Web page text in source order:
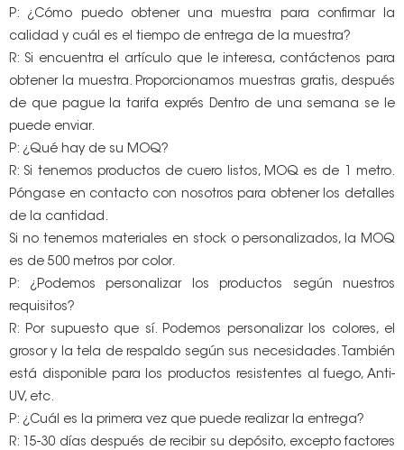
P: ¿Cómo puedo obtener una muestra para confirmar la
calidad y cuál es el tiempo de entrega de la muestra?
R: Si encuentra el artículo que le interesa, contáctenos para
obtener la muestra. Proporcionamos muestras gratis, después
de que pague la tarifa exprés Dentro de una semana se le
puede enviar.
P: ¿Qué hay de su MOQ?
R: Si tenemos productos de cuero listos, MOQ es de 1 metro.
Póngase en contacto con nosotros para obtener los detalles
de la cantidad.
Si no tenemos materiales en stock o personalizados, la MOQ
es de 500 metros por color.
P: ¿Podemos personalizar los productos según nuestros
requisitos?
R: Por supuesto que sí. Podemos personalizar los colores, el
grosor y la tela de respaldo según sus necesidades. También
está disponible para los productos resistentes al fuego, Anti-
UV, etc.
P: ¿Cuál es la primera vez que puede realizar la entrega?
R: 15-30 días después de recibir su depósito, excepto factores